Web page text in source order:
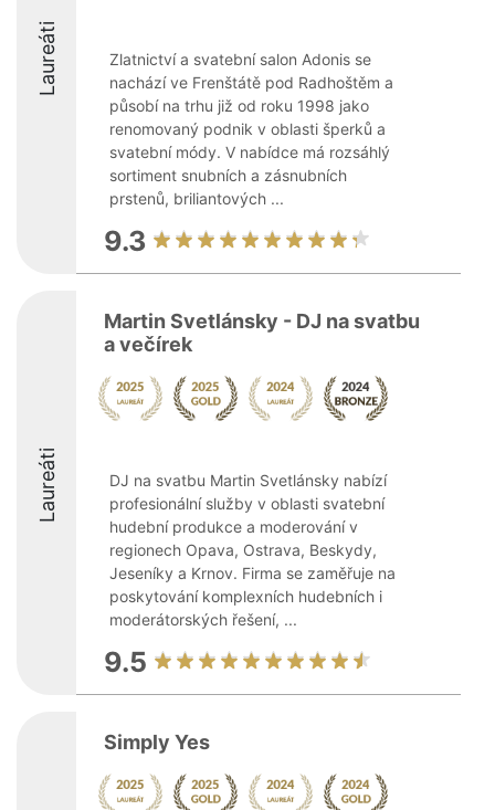
Laureáti
Zlatnictví a svatební salon Adonis se
nachází ve Frenštátě pod Radhoštěm a
působí na trhu již od roku 1998 jako
renomovaný podnik v oblasti šperků a
svatební módy. V nabídce má rozsáhlý
sortiment snubních a zásnubních
prstenů, briliantových ...
9.3
Laureáti
Martin Svetlánsky - DJ na svatbu
a večírek
DJ na svatbu Martin Svetlánsky nabízí
profesionální služby v oblasti svatební
hudební produkce a moderování v
regionech Opava, Ostrava, Beskydy,
Jeseníky a Krnov. Firma se zaměřuje na
poskytování komplexních hudebních i
moderátorských řešení, ...
9.5
Simply Yes